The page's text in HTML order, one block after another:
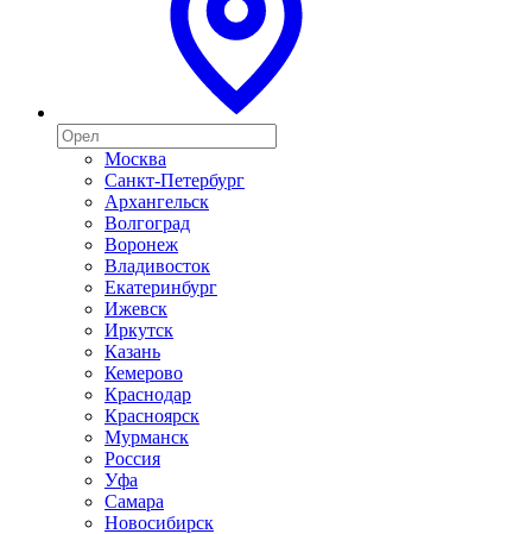
Москва
Санкт-Петербург
Архангельск
Волгоград
Воронеж
Владивосток
Екатеринбург
Ижевск
Иркутск
Казань
Кемерово
Краснодар
Красноярск
Мурманск
Россия
Уфа
Самара
Новосибирск